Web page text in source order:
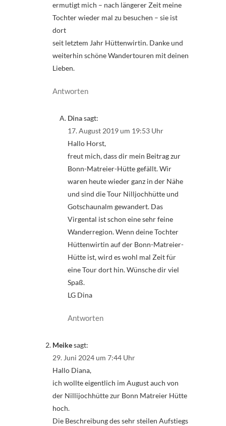
ermutigt mich – nach längerer Zeit meine
Tochter wieder mal zu besuchen – sie ist
dort
seit letztem Jahr Hüttenwirtin. Danke und
weiterhin schöne Wandertouren mit deinen
Lieben.
Antworten
Dinasagt:
17. August 2019 um 19:53 Uhr
Hallo Horst,
freut mich, dass dir mein Beitrag zur
Bonn-Matreier-Hütte gefällt. Wir
waren heute wieder ganz in der Nähe
und sind die Tour Nilljochhütte und
Gotschaunalm gewandert. Das
Virgental ist schon eine sehr feine
Wanderregion. Wenn deine Tochter
Hüttenwirtin auf der Bonn-Matreier-
Hütte ist, wird es wohl mal Zeit für
eine Tour dort hin. Wünsche dir viel
Spaß.
LG Dina
Antworten
Meikesagt:
29. Juni 2024 um 7:44 Uhr
Hallo Diana,
ich wollte eigentlich im August auch von
der Nillijochhütte zur Bonn Matreier Hütte
hoch.
Die Beschreibung des sehr steilen Aufstiegs